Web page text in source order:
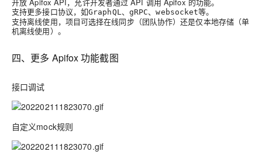
支持更多接口协议，如GraphQL、 gRPC、websocket等。
支持离线使用，项目可选择在线同步（团队协作）还是仅本地存储（单
机离线使用）。
四、更多 Apifox 功能截图
接口调试
自定义mock规则